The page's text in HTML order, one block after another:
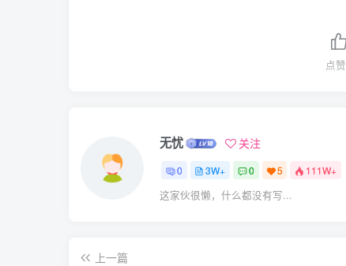
点赞
无忧 关注
0 3W+ 0 5 111W+
这家伙很懒，什么都没有写...
上一篇